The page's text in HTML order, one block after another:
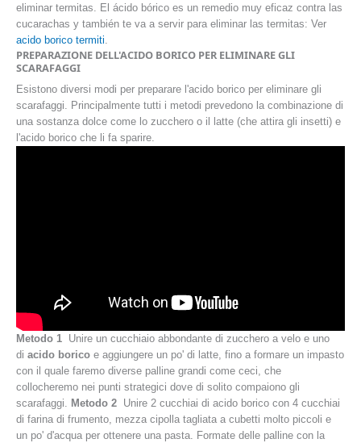
eliminar termitas. El ácido bórico es un remedio muy eficaz contra las
cucarachas y también te va a servir para eliminar las termitas: Ver
acido borico termiti
PREPARAZIONE DELL'ACIDO BORICO PER ELIMINARE GLI
SCARAFAGGI
Esistono diversi modi per preparare l'acido borico per eliminare gli
scarafaggi. Principalmente tutti i metodi prevedono la combinazione di
una sostanza dolce come lo zucchero o il latte (che attira gli insetti) e
l'acido borico che li fa sparire.
Metodo 1 Unire un cucchiaio abbondante di zucchero a velo e uno
di acido borico e aggiungere un po' di latte, fino a formare un impasto
con il quale faremo diverse palline grandi come ceci, che
collocheremo nei punti strategici dove di solito compaiono gli
scarafaggi. Metodo 2 Unire 2 cucchiai di acido borico con 4 cucchiai
di farina di frumento, mezza cipolla tagliata a cubetti molto piccoli e
un po' d'acqua per ottenere una pasta. Formate delle palline con la